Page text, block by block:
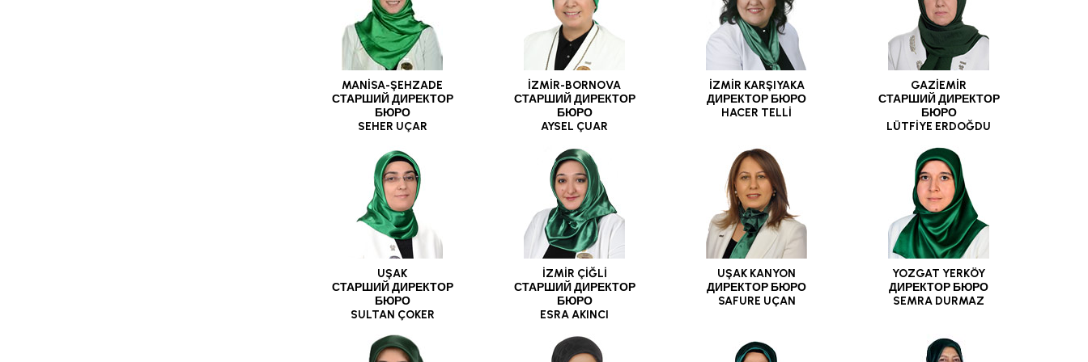
MANİSA-ŞEHZADE
СТАРШИЙ ДИРЕКТОР
БЮРО
SEHER UÇAR
İZMİR-BORNOVA
СТАРШИЙ ДИРЕКТОР
БЮРО
AYSEL ÇUAR
İZMİR KARŞIYAKA
ДИРЕКТОР БЮРО
HACER TELLİ
GAZİEMİR
СТАРШИЙ ДИРЕКТОР
БЮРО
LÜTFİYE ERDOĞDU
UŞAK
СТАРШИЙ ДИРЕКТОР
БЮРО
SULTAN ÇOKER
İZMİR ÇİĞLİ
СТАРШИЙ ДИРЕКТОР
БЮРО
ESRA AKINCI
UŞAK KANYON
ДИРЕКТОР БЮРО
SAFURE UÇAN
YOZGAT YERKÖY
ДИРЕКТОР БЮРО
SEMRA DURMAZ